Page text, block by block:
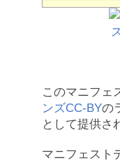
このマニフェ
ンズCC-BYの
として提供さ
マニフェスト